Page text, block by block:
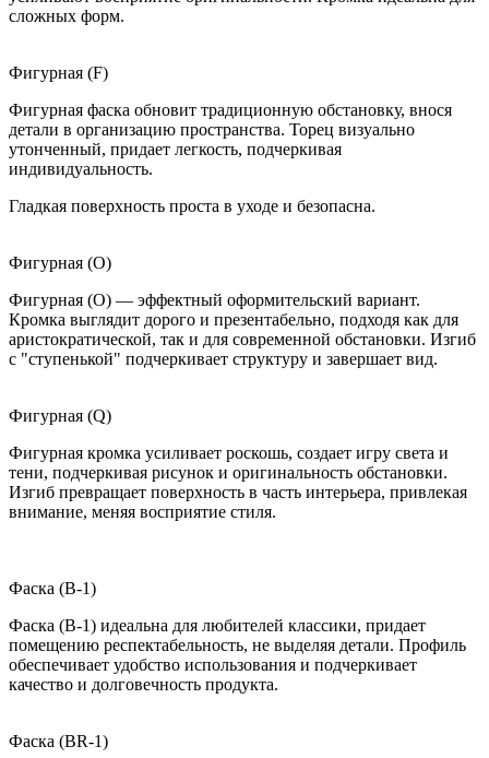
сложных форм.
Фигурная (F)
Фигурная фаска обновит традиционную обстановку, внося
детали в организацию пространства. Торец визуально
утонченный, придает легкость, подчеркивая
индивидуальность.
Гладкая поверхность проста в уходе и безопасна.
Фигурная (O)
Фигурная (O) — эффектный оформительский вариант.
Кромка выглядит дорого и презентабельно, подходя как для
аристократической, так и для современной обстановки. Изгиб
с "ступенькой" подчеркивает структуру и завершает вид.
Фигурная (Q)
Фигурная кромка усиливает роскошь, создает игру света и
тени, подчеркивая рисунок и оригинальность обстановки.
Изгиб превращает поверхность в часть интерьера, привлекая
внимание, меняя восприятие стиля.
Фаска (B-1)
Фаска (B-1) идеальна для любителей классики, придает
помещению респектабельность, не выделяя детали. Профиль
обеспечивает удобство использования и подчеркивает
качество и долговечность продукта.
Фаска (BR-1)